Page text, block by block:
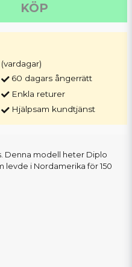
KÖP
(vardagar)
60 dagars ångerrätt
Enkla returer
Hjälpsam kundtjänst
Denna modell heter Diplo
levde i Nordamerika för 150